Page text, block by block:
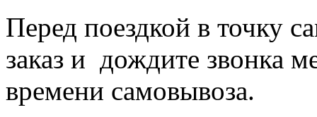
Перед поездкой в точку
заказ и дождите звонка
времени самовывоза.